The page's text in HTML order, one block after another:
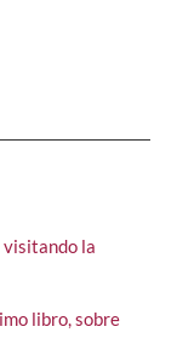
visitando la
libro, sobre